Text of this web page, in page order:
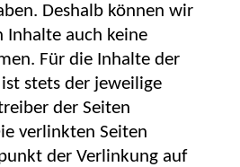
Deshalb können wir
Inhalte auch keine
Für die Inhalte der
stets der jeweilige
der Seiten
verlinkten Seiten
der Verlinkung auf